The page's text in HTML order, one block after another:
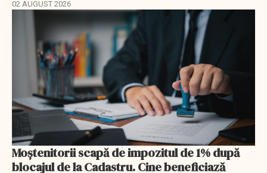
02 AUGUST 2026
Moștenitorii scapă de impozitul de 1% după
blocajul de la Cadastru. Cine beneficiază